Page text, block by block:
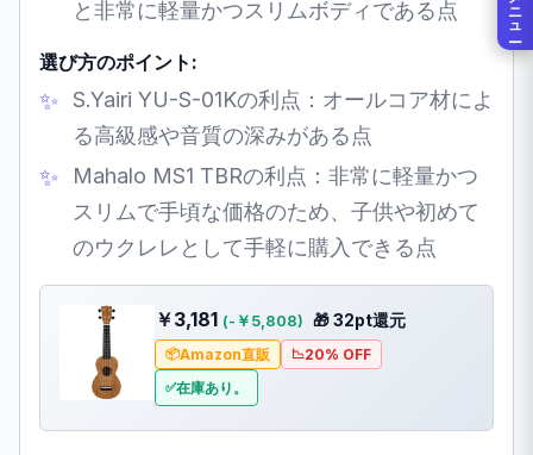
と非常に軽量かつスリムボディである点
選び方のポイント:
S.Yairi YU-S-01Kの利点：オールコア材によ
る高級感や音質の深みがある点
Mahalo MS1 TBRの利点：非常に軽量かつ
スリムで手頃な価格のため、子供や初めて
のウクレレとして手軽に購入できる点
￥3,181 (-￥5,808) 🎁 32pt還元
Amazon直販
20% OFF
在庫あり。